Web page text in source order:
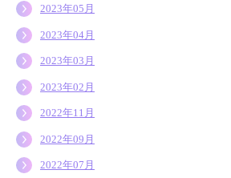
2023年05月
2023年04月
2023年03月
2023年02月
2022年11月
2022年09月
2022年07月